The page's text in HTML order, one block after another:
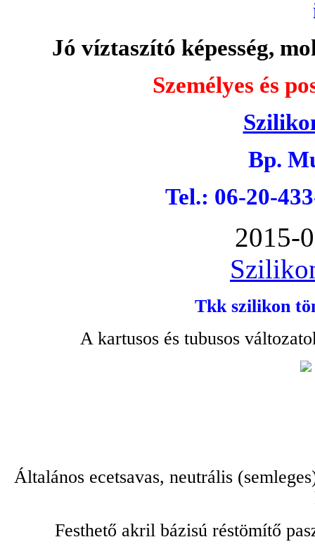
Jó víztaszító képesség,
Személyes és
Bp.
Tel.: 06-20-
2015-
Tkk szilikon
A kartusos és tubusos
Általános ecetsavas, neutrális
Festhető akril bázisú réstömítő